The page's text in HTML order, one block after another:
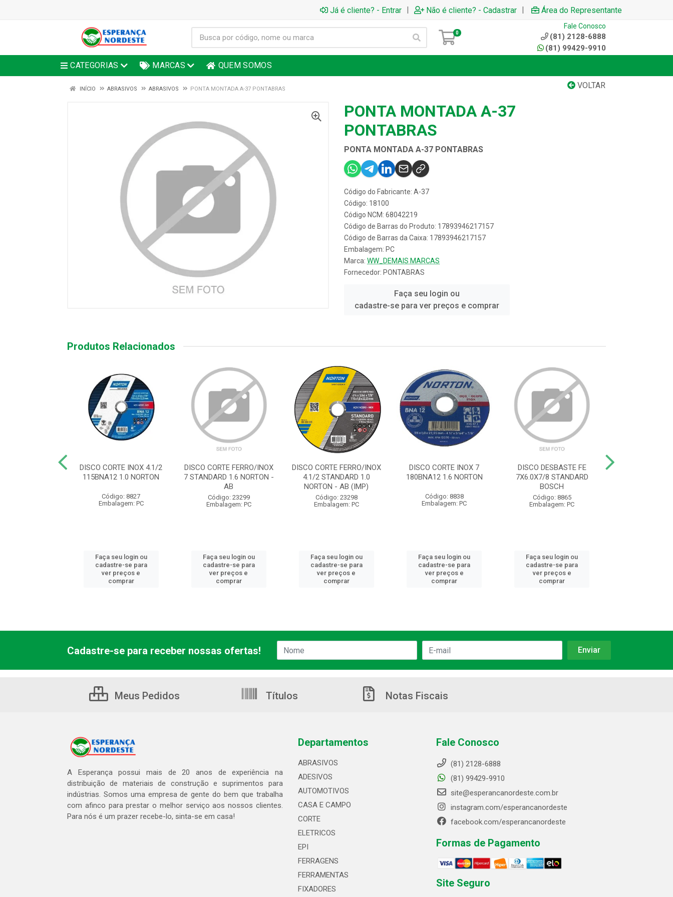
Já é cliente? - Entrar | Não é cliente? - Cadastrar | Área do Representante
0
Fale Conosco
(81) 2128-6888
(81) 99429-9910
CATEGORIAS MARCAS QUEM SOMOS
VOLTAR
INÍCIO ABRASIVOS ABRASIVOS PONTA MONTADA A-37 PONTABRAS
PONTA MONTADA A-37
PONTABRAS
PONTA MONTADA A-37 PONTABRAS
Código do Fabricante: A-37
Código: 18100
Código NCM: 68042219
Código de Barras do Produto: 17893946217157
Código de Barras da Caixa: 17893946217157
Embalagem: PC
Marca: WW_DEMAIS MARCAS
Fornecedor: PONTABRAS
Faça seu login ou
cadastre-se para ver preços e comprar
Produtos Relacionados
DISCO CORTE INOX 4.1/2
115BNA12 1.0 NORTON
Código: 8827
Embalagem: PC
Faça seu login ou
cadastre-se para
ver preços e
comprar
DISCO CORTE FERRO/INOX
7 STANDARD 1.6 NORTON -
AB
Código: 23299
Embalagem: PC
Faça seu login ou
cadastre-se para
ver preços e
comprar
DISCO CORTE FERRO/INOX
4.1/2 STANDARD 1.0
NORTON - AB (IMP)
Código: 23298
Embalagem: PC
Faça seu login ou
cadastre-se para
ver preços e
comprar
DISCO CORTE INOX 7
180BNA12 1.6 NORTON
Código: 8838
Embalagem: PC
Faça seu login ou
cadastre-se para
ver preços e
comprar
DISCO DESBASTE FE
7X6.0X7/8 STANDARD
BOSCH
Código: 8865
Embalagem: PC
Faça seu login ou
cadastre-se para
ver preços e
comprar
Cadastre-se para receber nossas ofertas!
Meus Pedidos Títulos Notas Fiscais
A Esperança possui mais de 20 anos de experiência na
distribuição de materiais de construção e suprimentos para
indústrias. Somos uma empresa de gente do bem que trabalha
com afinco para prestar o melhor serviço aos nossos clientes.
Para nós é um prazer recebe-lo, sinta-se em casa!
Departamentos
ABRASIVOS
ADESIVOS
AUTOMOTIVOS
CASA E CAMPO
CORTE
ELETRICOS
EPI
FERRAGENS
FERRAMENTAS
FIXADORES
Fale Conosco
(81) 2128-6888
(81) 99429-9910
site@esperancanordeste.com.br
instagram.com/esperancanordeste
facebook.com/esperancanordeste
Formas de Pagamento
Site Seguro